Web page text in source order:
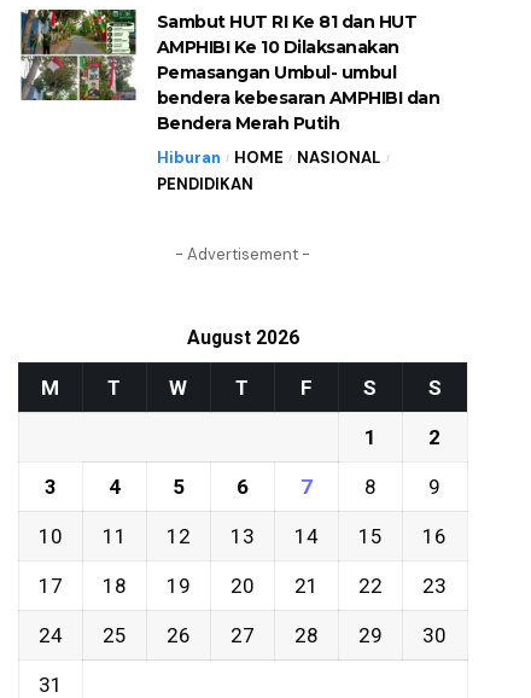
Sambut HUT RI Ke 81 dan HUT
AMPHIBI Ke 10 Dilaksanakan
Pemasangan Umbul- umbul
bendera kebesaran AMPHIBI dan
Bendera Merah Putih
Hiburan HOME
NASIONAL
PENDIDIKAN
- Advertisement -
August 2026
M T W T F S S
1 2
3 4 5 6 7 8 9
10 11 12 13 14 15 16
17 18 19 20 21 22 23
24 25 26 27 28 29 30
31